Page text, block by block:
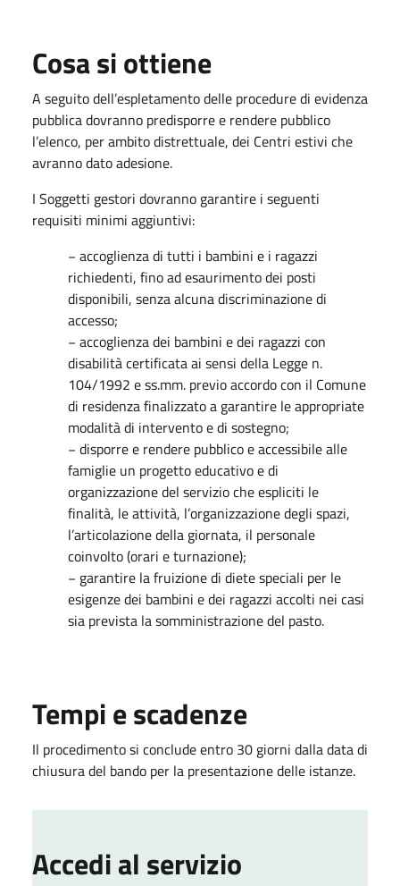
Cosa si ottiene
A seguito dell’espletamento delle procedure di evidenza
pubblica dovranno predisporre e rendere pubblico
l’elenco, per ambito distrettuale, dei Centri estivi che
avranno dato adesione.
I Soggetti gestori dovranno garantire i seguenti
requisiti minimi aggiuntivi:
− accoglienza di tutti i bambini e i ragazzi
richiedenti, fino ad esaurimento dei posti
disponibili, senza alcuna discriminazione di
accesso;
− accoglienza dei bambini e dei ragazzi con
disabilità certificata ai sensi della Legge n.
104/1992 e ss.mm. previo accordo con il Comune
di residenza finalizzato a garantire le appropriate
modalità di intervento e di sostegno;
− disporre e rendere pubblico e accessibile alle
famiglie un progetto educativo e di
organizzazione del servizio che espliciti le
finalità, le attività, l’organizzazione degli spazi,
l’articolazione della giornata, il personale
coinvolto (orari e turnazione);
− garantire la fruizione di diete speciali per le
esigenze dei bambini e dei ragazzi accolti nei casi
sia prevista la somministrazione del pasto.
Tempi e scadenze
Il procedimento si conclude entro 30 giorni dalla data di
chiusura del bando per la presentazione delle istanze.
Accedi al servizio